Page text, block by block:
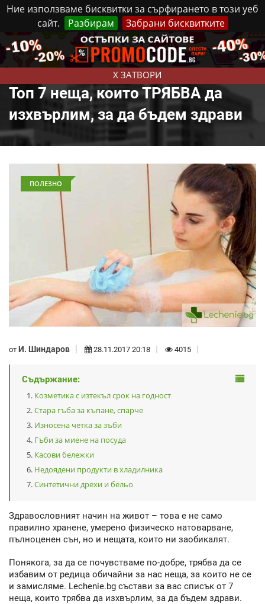
Ние използваме бисквитки за сърфирането в този уеб
сайт.
Разбирам Забрани бисквитките
X ЗАТВОРИ
Четвъртък, 6 Август, 2026 Реклама Контакти
Топ 7 неща, които ТРЯБВА да
изхвърлим, за да бъдем здрави
ПОЛЕЗНО
от И. Шиндаров 28.11.2017 20:18 4015
Съдържание:
Козметика с изтекъл срок на годност
Стара гъба за къпане, спарче
Износена четка за зъби
Гъби за миене на посуда
Касови бележки
Недоядени продукти в хладилника
Синтетични дрехи и бельо
Здравословният начин на живот – това е не само
правилно хранене, умерено физическо натоварване,
пълноценен сън, но и нещата, които ни заобикалят.
Понякога, за да се почувстваме по-добре, трябва да се
избавим от редица обичайни за нас неща, за които не се
и замисляме. Lechenie.bg състави за вас списък от 7
неща, които трябва да изхвърлим, за да бъдем здрави.